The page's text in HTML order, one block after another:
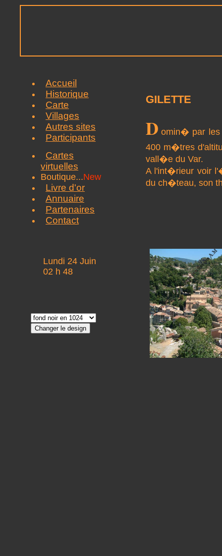
Accueil
Historique
Carte
Villages
Autres sites
Participants
Cartes
virtuelles
Boutique...New
Livre d'or
Annuaire
Partenaires
Contact
Lundi 24 Juin
02 h 48
GILETTE
D omin� par
400 m�tres
vall�e du Var.
A l'int�rieur voir
du ch�teau, son